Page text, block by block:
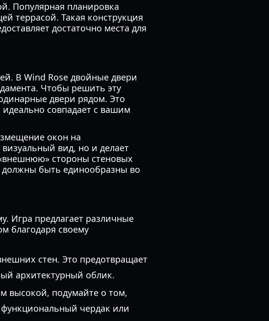
Популярная планировка
террасой. Такая конструкция
достаточно места для
В Wind Rose двойные двери
Чтобы решить эту
двери рядом. Это
совпадает с вашим
окон на
вид, но и делает
стороны стеновых
должны быть единообразны во
Игра предлагает различные
благодаря своему
стен. Это предотвращает
архитектурный облик.
высокой, подумайте о том,
чердак или